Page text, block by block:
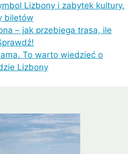
Lizbony i zabytek kultury.
biletów
– jak przebiega trasa, ile
To warto wiedzieć o
Lizbony